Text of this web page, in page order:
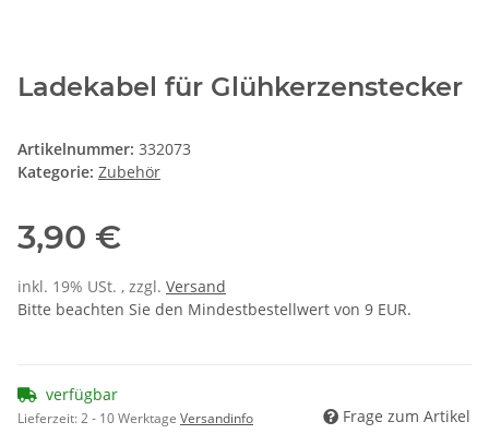
Ladekabel für Glühkerzenstecker
Artikelnummer: 332073
Kategorie: Zubehör
3,90 €
inkl. 19% USt. , zzgl. Versand
Bitte beachten Sie den Mindestbestellwert von 9 EUR.
verfügbar
Lieferzeit:2 - 10 Werktage Versandinfo Frage zum Artikel